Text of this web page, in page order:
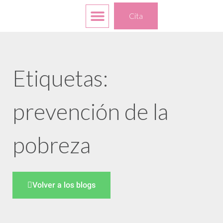
Cita
Etiquetas:
prevención de la
pobreza
Volver a los blogs